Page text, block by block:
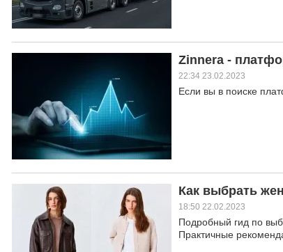
Zinnera -
22:34 23.02.2023
Если вы в поиске
Как выбрать
18:50 22.02.2023
Подробный гид по
Практичные